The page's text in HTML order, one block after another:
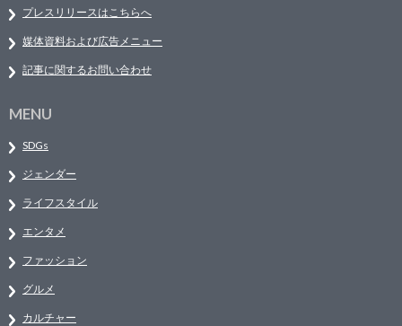
プレスリリースはこちらへ
媒体資料および広告メニュー
記事に関するお問い合わせ
MENU
SDGs
ジェンダー
ライフスタイル
エンタメ
ファッション
グルメ
カルチャー